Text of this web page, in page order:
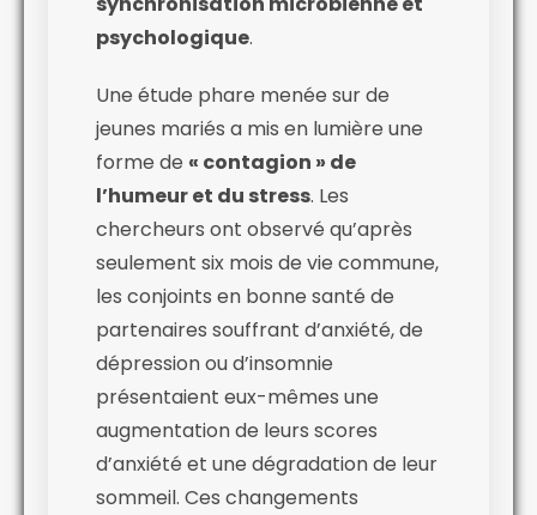
psychologique.
Une étude phare menée sur de
jeunes mariés a mis en lumière une
forme de « contagion » de
l’humeur et du stress. Les
chercheurs ont observé qu’après
seulement six mois de vie commune,
les conjoints en bonne santé de
partenaires souffrant d’anxiété, de
dépression ou d’insomnie
présentaient eux-mêmes une
augmentation de leurs scores
d’anxiété et une dégradation de leur
sommeil. Ces changements